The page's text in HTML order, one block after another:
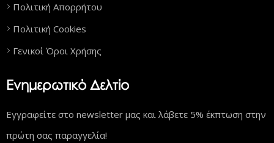
Πολιτική Απορρήτου
Πολιτική Cookies
Γενικοί Όροι Χρήσης
Ενημερωτικό Δελτίο
Εγγραφείτε στο newsletter μας και λάβετε 5% έκπτωση στην
πρώτη σας παραγγελία!